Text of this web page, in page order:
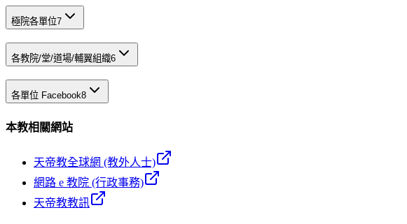
極院各單位7
各教院/堂/道場/輔翼組織6
各單位 Facebook8
本教相關網站
天帝教全球網 (教外人士)
網路 e 教院 (行政事務)
天帝教教訊